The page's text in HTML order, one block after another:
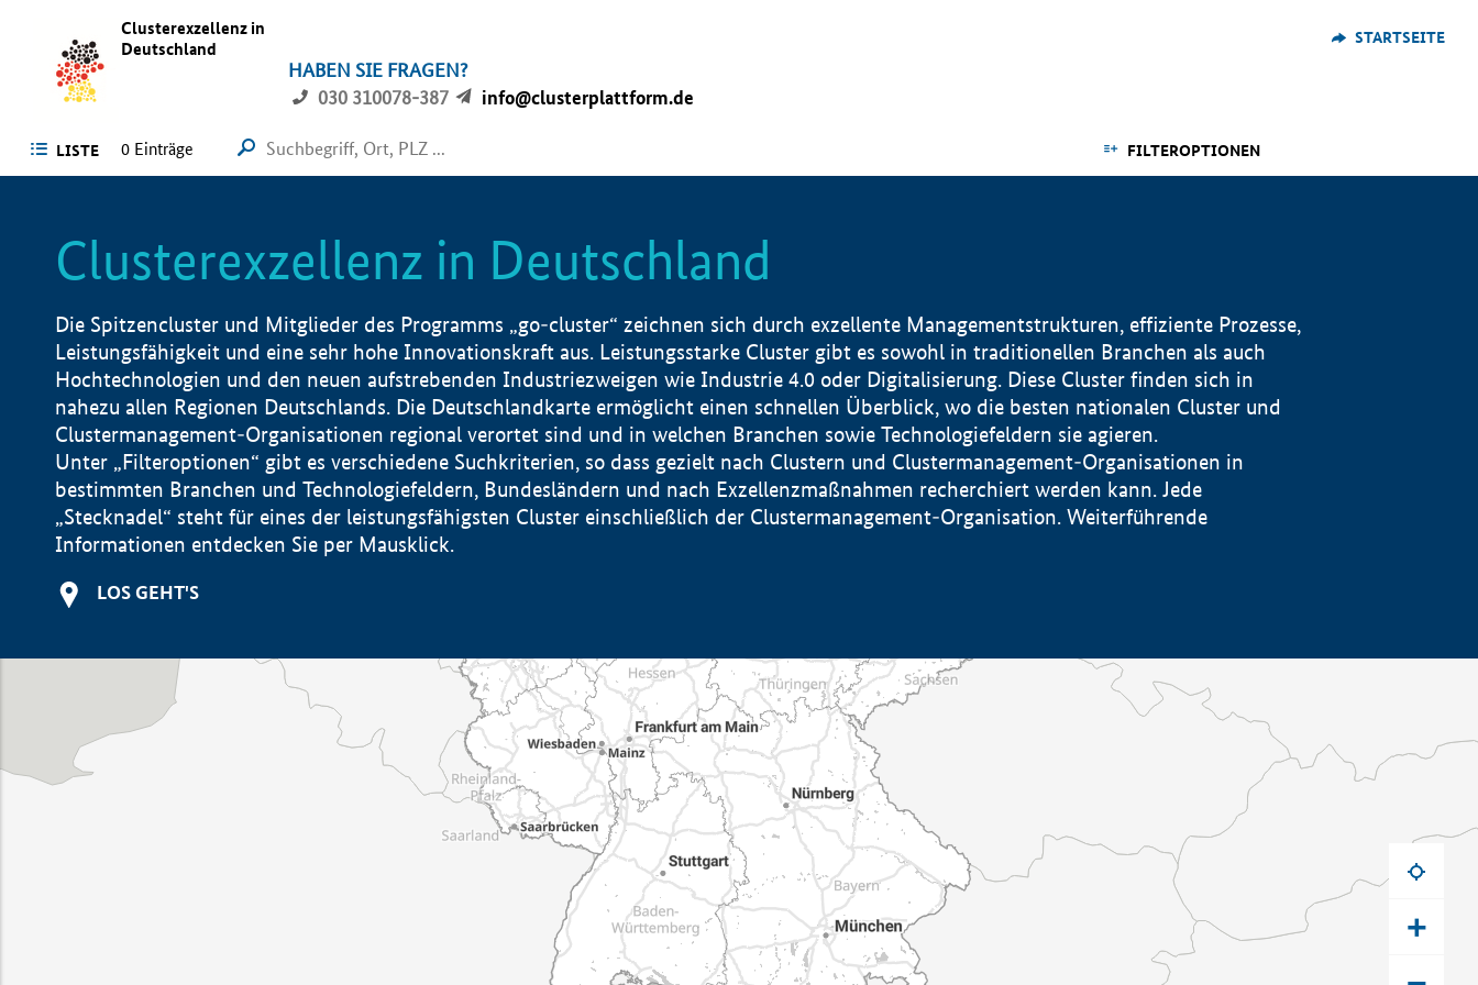
Clusterexzellenz in
Deutschland
HABEN SIE FRAGEN?
030 310078-387
info@clusterplattform.de
STARTSEITE
LISTE FILTEROPTIONEN
0 Einträge
Clusterexzellenz in Deutschland
Die Spitzencluster und Mitglieder des Programms „go-cluster“ zeichnen sich durch exzellente Managementstrukturen, effiziente Prozesse,
Leistungsfähigkeit und eine sehr hohe Innovationskraft aus. Leistungsstarke Cluster gibt es sowohl in traditionellen Branchen als auch
Hochtechnologien und den neuen aufstrebenden Industriezweigen wie Industrie 4.0 oder Digitalisierung. Diese Cluster finden sich in
nahezu allen Regionen Deutschlands. Die Deutschlandkarte ermöglicht einen schnellen Überblick, wo die besten nationalen Cluster und
Clustermanagement-Organisationen regional verortet sind und in welchen Branchen sowie Technologiefeldern sie agieren.
Unter „Filteroptionen“ gibt es verschiedene Suchkriterien, so dass gezielt nach Clustern und Clustermanagement-Organisationen in
bestimmten Branchen und Technologiefeldern, Bundesländern und nach Exzellenzmaßnahmen recherchiert werden kann. Jede
„Stecknadel“ steht für eines der leistungsfähigsten Cluster einschließlich der Clustermanagement-Organisation. Weiterführende
Informationen entdecken Sie per Mausklick.
LOS GEHT'S
+